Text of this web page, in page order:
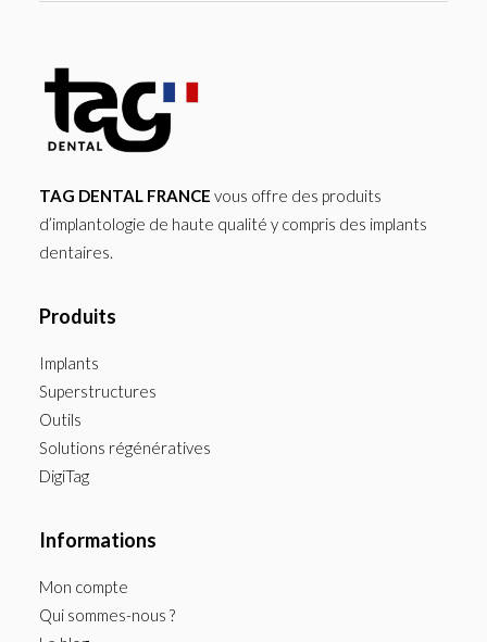
TAG DENTAL FRANCE vous offre des produits
d’implantologie de haute qualité y compris des implants
dentaires.
Produits
Implants
Superstructures
Outils
Solutions régénératives
DigiTag
Informations
Mon compte
Qui sommes-nous ?